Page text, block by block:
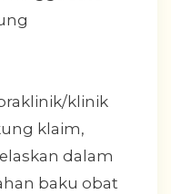
klinik
klaim,
dalam
baku obat